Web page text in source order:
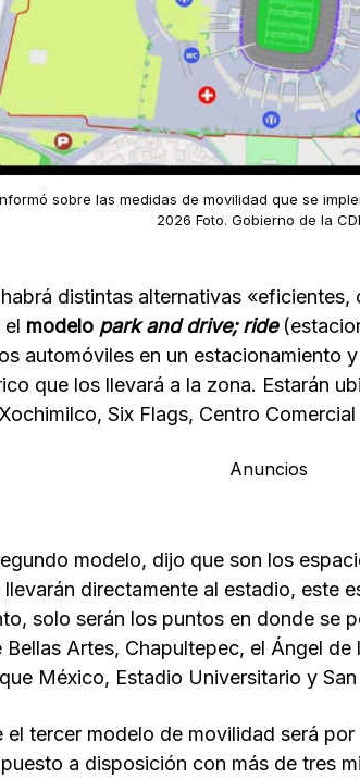
sobre las medidas de movilidad que se
2026 Foto. Gobierno de la
distintas alternativas
el modelo park and drive; ride
automóviles en un estacionamiento
que los llevará a la zona. Estarán
Six Flags, Centro
Anuncios
modelo, dijo que son los
llevarán directamente al estadio, este
solo serán los puntos en donde se
Bellas Artes, Chapultepec, el Ángel
México, Estadio Universitario y
el tercer modelo de movilidad será
a disposición con más de tres